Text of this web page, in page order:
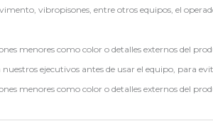
vibropisones, entre otros equipos, el
menores como color o detalles externos del
ejecutivos antes de usar el equipo, para
menores como color o detalles externos del